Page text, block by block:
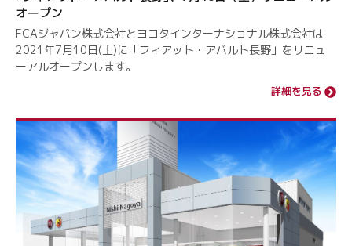
オープン
FCAジャパン株式会社とヨコタインターナショナル株式会社は
2021年7月10日(土)に「フィアット・アバルト長野」をリニュ
ーアルオープンします。
詳細を見る